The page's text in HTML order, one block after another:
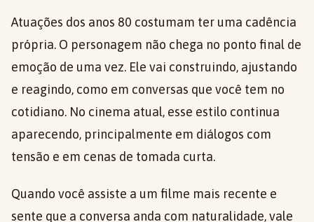
Atuações dos anos 80 costumam ter uma cadência
própria. O personagem não chega no ponto final de
emoção de uma vez. Ele vai construindo, ajustando
e reagindo, como em conversas que você tem no
cotidiano. No cinema atual, esse estilo continua
aparecendo, principalmente em diálogos com
tensão e em cenas de tomada curta.
Quando você assiste a um filme mais recente e
sente que a conversa anda com naturalidade, vale